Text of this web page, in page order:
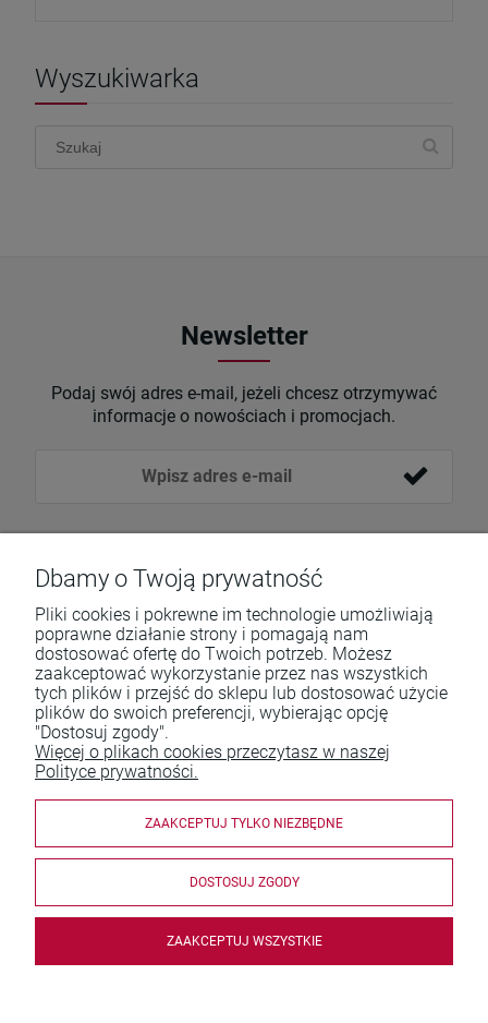
Wyszukiwarka
Newsletter
Podaj swój adres e-mail, jeżeli chcesz otrzymywać
informacje o nowościach i promocjach.
Pomoc
Moje konto
Płatności i dostawa
Informacje
O nas
Dbamy o Twoją prywatność
Pliki cookies i pokrewne im technologie umożliwiają
poprawne działanie strony i pomagają nam
dostosować ofertę do Twoich potrzeb. Możesz
zaakceptować wykorzystanie przez nas wszystkich
tych plików i przejść do sklepu lub dostosować użycie
plików do swoich preferencji, wybierając opcję
"Dostosuj zgody".
Więcej o plikach cookies przeczytasz w naszej
Polityce prywatności.
ZAAKCEPTUJ TYLKO NIEZBĘDNE
DOSTOSUJ ZGODY
ZAAKCEPTUJ WSZYSTKIE